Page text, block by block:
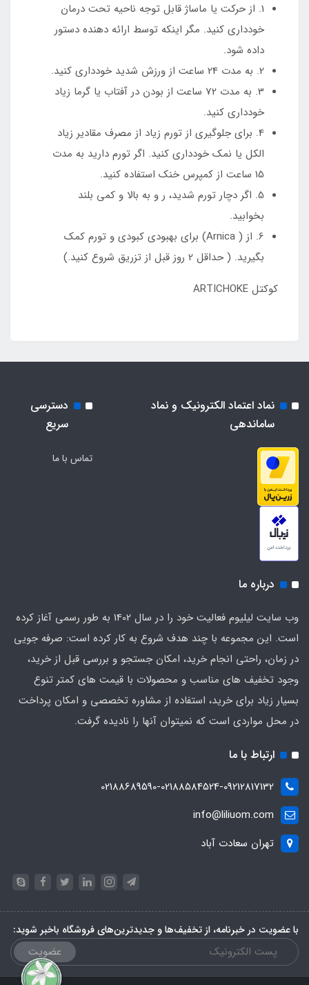
1. از حرکت یا ماساژ قابل توجه ناحیه تحت درمان
خودداری کنید. مگر اینکه توسط ارائه دهنده دستور
داده شود.
2. به مدت 24 ساعت از ورزش شدید خودداری کنید.
3. به مدت 72 ساعت از بودن در آفتاب یا گرما زیاد
خودداری کنید.
4. برای جلوگیری از تورم زیاد از مصرف مقادیر زیاد
الکل یا نمک خودداری کنید. اگر تورم دارید به مدت
15 ساعت از کمپرس خنک استفاده کنید.
5. اگر دچار تورم شدید، ر و به بالا و کمی بلند
بخوابید.
6. از ( Arnica) برای بهبودی کبودی و تورم کمک
بگیرید. ( حداقل 2 روز قبل از تزریق شروع کنید.)
کوکتل ARTICHOKE
نماد اعتماد الکترونیک و نماد
ساماندهی
دسترسی
سریع
تماس با ما
درباره ما
وب سایت لیلیوم فعالیت خود را در سال 1402 به طور رسمی آغاز کرده
است. این مجموعه با چند هدف شروع به کار کرده است: صرفه جویی
در زمان، راحتی انجام خرید، امکان جستجو و بررسی قبل از خرید،
وجود تخفیف های مناسب و محصولات با قیمت های کمتر تنوع
بسیار زیاد برای خرید، استفاده از مشاوره تخصصی و امکان پرداخت
در محل مواردی است که نمیتوان آنها را نادیده گرفت.
ارتباط با ما
02188689590-02188584524-09212817132
info@liliuom.com
تهران سعادت آباد
با عضویت در خبرنامه، از تخفیف‌ها و جدیدترین‌های فروشگاه باخبر شوید:
عضویت